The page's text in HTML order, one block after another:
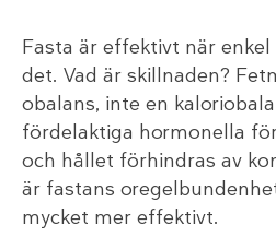
Fasta är effektivt när
det. Vad är skillnaden?
obalans, inte en
fördelaktiga hormonella
och hållet förhindras av
är fastans
mycket mer effektivt.